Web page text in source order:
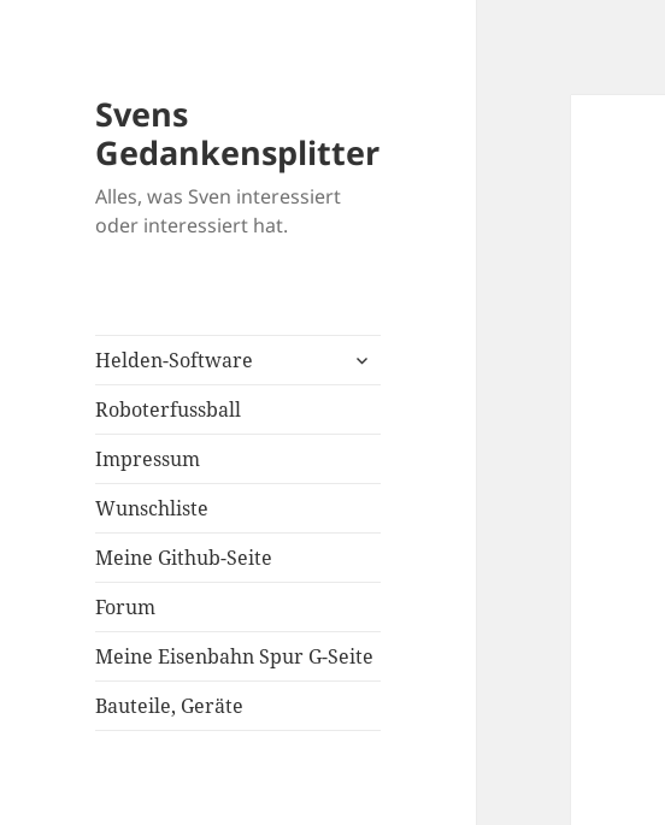
Svens
Gedankensplitter
Alles, was Sven interessiert
oder interessiert hat.
Helden-Software
untermenü
Roboterfussball
Impressum
Wunschliste
Meine Github-Seite
Forum
Meine Eisenbahn Spur G-Seite
Bauteile, Geräte